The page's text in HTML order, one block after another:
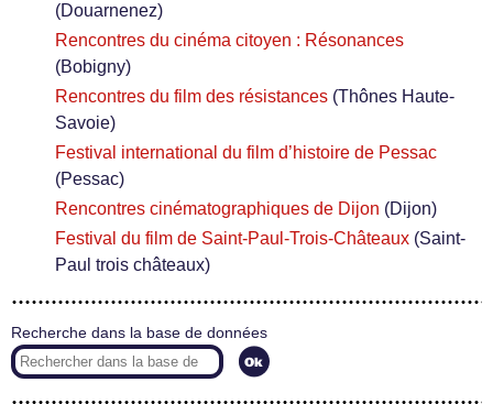
(Douarnenez)
Rencontres du cinéma citoyen : Résonances
(Bobigny)
Rencontres du film des résistances (Thônes Haute-
Savoie)
Festival international du film d’histoire de Pessac
(Pessac)
Rencontres cinématographiques de Dijon (Dijon)
Festival du film de Saint-Paul-Trois-Châteaux (Saint-
Paul trois châteaux)
Recherche dans la base de données